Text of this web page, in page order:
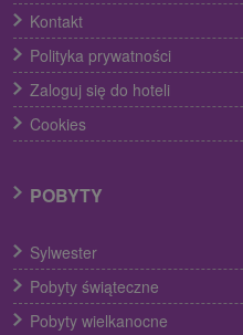
Kontakt
Polityka prywatności
Zaloguj się do hoteli
Cookies
POBYTY
Sylwester
Pobyty świąteczne
Pobyty wielkanocne